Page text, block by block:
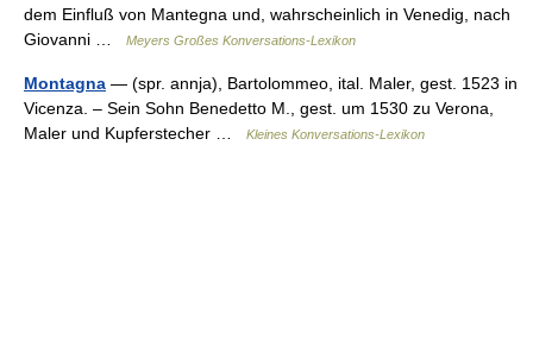
dem Einfluß von Mantegna und, wahrscheinlich in Venedig, nach
Giovanni …
Meyers Großes Konversations-Lexikon
Montagna — (spr. annja), Bartolommeo, ital. Maler, gest. 1523 in
Vicenza. – Sein Sohn Benedetto M., gest. um 1530 zu Verona,
Maler und Kupferstecher …
Kleines Konversations-Lexikon